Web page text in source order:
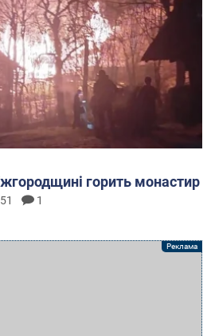
горить монастир
1